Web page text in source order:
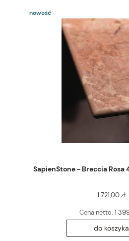
SapienStone - Breccia Rosa
1 721,00 zł
Cena netto: 1
do koszyka
nowość